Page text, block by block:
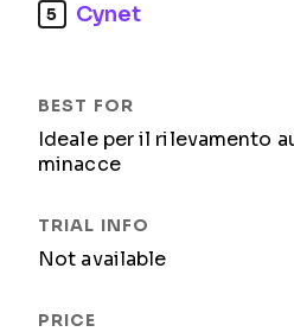
5 Cynet
Ideale per il rilevamento
minacce
Not available